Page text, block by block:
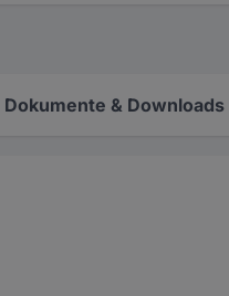
Dokumente & Downloads